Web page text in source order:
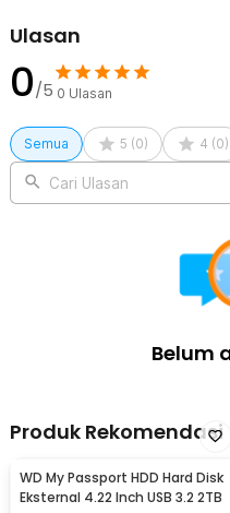
1 x Kabel USB Type C
Ulasan
0/5 0 Ulasan
Semua 5 (0) 4 (0)
Cari Ulasan
Belum
Produk Rekomendasi
WD My Passport HDD Hard Disk
Eksternal 4.22 Inch USB 3.2 2TB